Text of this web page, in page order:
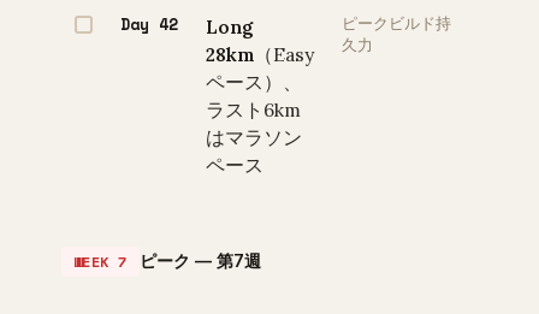
Day 42
Long
28km （Easy
ペース）、
ラスト6km
はマラソン
ペース
ピークビルド持
久力
WEEK 7 ピーク — 第7週